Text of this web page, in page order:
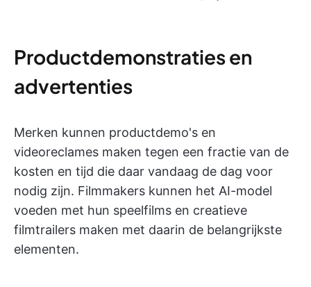
Productdemonstraties en
advertenties
Merken kunnen productdemo's en
videoreclames maken tegen een fractie van de
kosten en tijd die daar vandaag de dag voor
nodig zijn. Filmmakers kunnen het AI-model
voeden met hun speelfilms en creatieve
filmtrailers maken met daarin de belangrijkste
elementen.